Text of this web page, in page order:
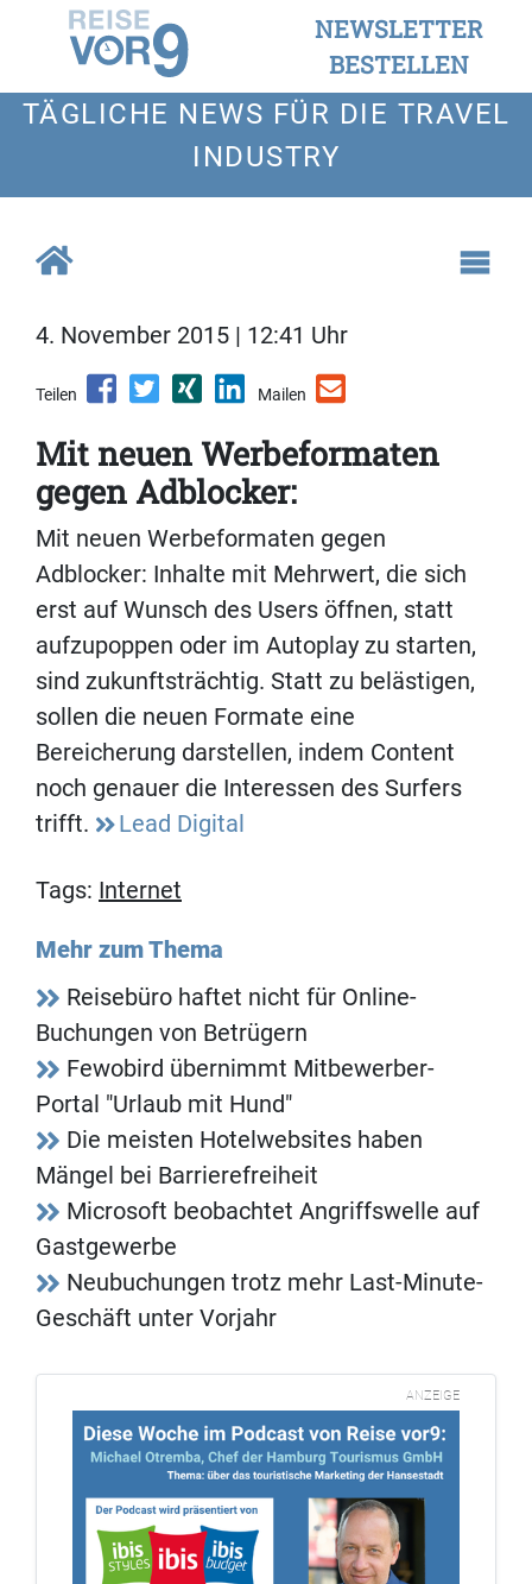
NEWSLETTER
BESTELLEN
TÄGLICHE NEWS FÜR DIE TRAVEL
INDUSTRY
4. November 2015 | 12:41 Uhr
Teilen Mailen
Mit neuen Werbeformaten
gegen Adblocker:
Mit neuen Werbeformaten gegen
Adblocker: Inhalte mit Mehrwert, die sich
erst auf Wunsch des Users öffnen, statt
aufzupoppen oder im Autoplay zu starten,
sind zukunftsträchtig. Statt zu belästigen,
sollen die neuen Formate eine
Bereicherung darstellen, indem Content
noch genauer die Interessen des Surfers
trifft.
Lead Digital
Tags: Internet
Mehr zum Thema
Reisebüro haftet nicht für Online-
Buchungen von Betrügern
Fewobird übernimmt Mitbewerber-
Portal "Urlaub mit Hund"
Die meisten Hotelwebsites haben
Mängel bei Barrierefreiheit
Microsoft beobachtet Angriffswelle auf
Gastgewerbe
Neubuchungen trotz mehr Last-Minute-
Geschäft unter Vorjahr
ANZEIGE